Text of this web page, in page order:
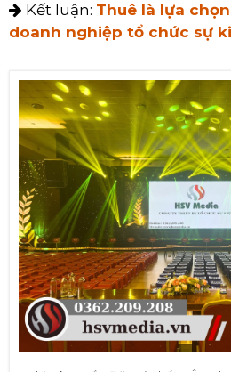
Kết luận: Thuê là lựa
doanh nghiệp tổ chức sự